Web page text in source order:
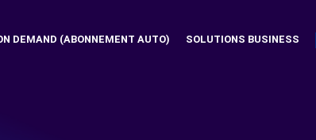
DEMAND (ABONNEMENT AUTO) SOLUTIONS BUSINESS